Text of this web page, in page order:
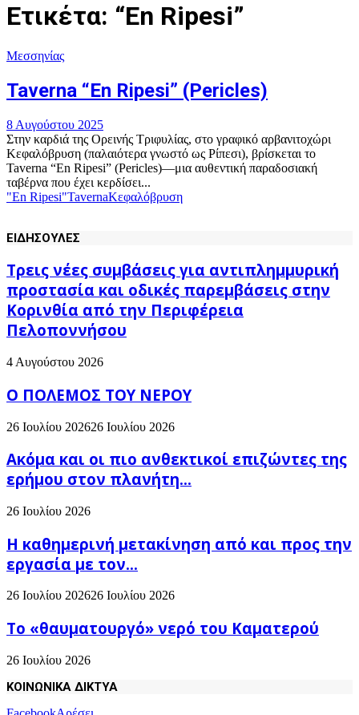
Ετικέτα: “En Ripesi”
Μεσσηνίας
Taverna “En Ripesi” (Pericles)
8 Αυγούστου 2025
Στην καρδιά της Ορεινής Τριφυλίας, στο γραφικό αρβανιτοχώρι
Κεφαλόβρυση (παλαιότερα γνωστό ως Ρίπεσι), βρίσκεται το
Taverna “En Ripesi” (Pericles)—μια αυθεντική παραδοσιακή
ταβέρνα που έχει κερδίσει...
"En Ripesi"TavernaΚεφαλόβρυση
ΕΙΔΗΣΟΥΛΕΣ
Τρεις νέες συμβάσεις για αντιπλημμυρική
προστασία και οδικές παρεμβάσεις στην
Κορινθία από την Περιφέρεια
Πελοποννήσου
4 Αυγούστου 2026
Ο ΠΟΛΕΜΟΣ ΤΟΥ ΝΕΡΟΥ
26 Ιουλίου 202626 Ιουλίου 2026
Ακόμα και οι πιο ανθεκτικοί επιζώντες της
ερήμου στον πλανήτη...
26 Ιουλίου 2026
H καθημερινή μετακίνηση από και προς την
εργασία με τον...
26 Ιουλίου 202626 Ιουλίου 2026
Το «θαυματουργό» νερό του Καματερού
26 Ιουλίου 2026
ΚΟΙΝΩΝΙΚΑ ΔΙΚΤΥΑ